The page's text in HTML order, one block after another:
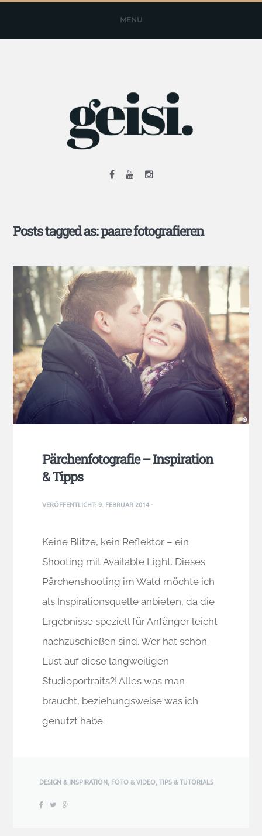
MENU
Posts tagged as: paare fotografieren
Pärchenfotografie – Inspiration
& Tipps
VERÖFFENTLICHT:9. FEBRUAR 2014-
Keine Blitze, kein Reflektor – ein
Shooting mit Available Light. Dieses
Pärchenshooting im Wald möchte ich
als Inspirationsquelle anbieten, da die
Ergebnisse speziell für Anfänger leicht
nachzuschießen sind. Wer hat schon
Lust auf diese langweiligen
Studioportraits?! Alles was man
braucht, beziehungsweise was ich
genutzt habe:
DESIGN & INSPIRATION, FOTO & VIDEO,TIPS & TUTORIALS